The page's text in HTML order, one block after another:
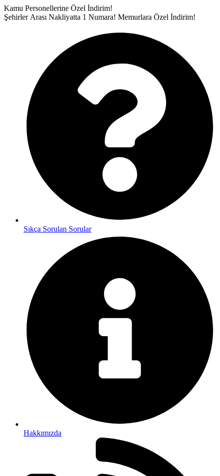
İçeriğe
atla
Kamu Personellerine Özel İndirim!
Şehirler Arası Nakliyatta 1 Numara! Memurlara Özel İndirim!
Sıkça Sorulan Sorular
Hakkımızda